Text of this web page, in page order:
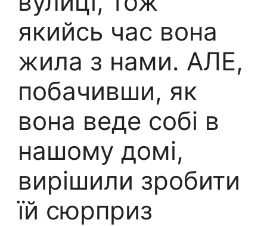
якийсь час вона
жила з нами. АЛЕ,
побачивши, як
вона веде собі в
нашому домі,
вирішили зробити
їй сюрприз